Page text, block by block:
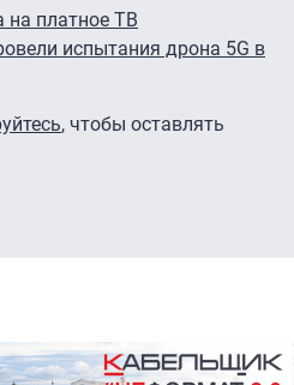
на платное ТВ
испытания дрона 5G в
, чтобы оставлять